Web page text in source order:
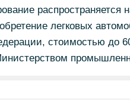
легковых
стоимостью до